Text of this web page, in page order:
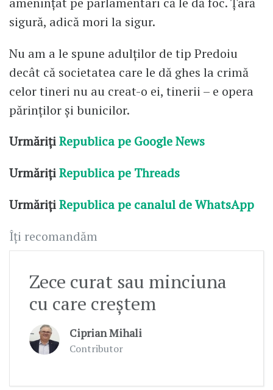
sigură, adică mori la sigur.
Nu am a le spune adulților de tip Predoiu
decât că societatea care le dă ghes la crimă
celor tineri nu au creat-o ei, tinerii – e opera
părinților și bunicilor.
UrmărițiRepublica pe Google News
UrmărițiRepublica pe Threads
UrmărițiRepublica pe canalul de WhatsApp
Îți recomandăm
Zece curat sau minciuna
cu care creștem
Ciprian Mihali
Contributor